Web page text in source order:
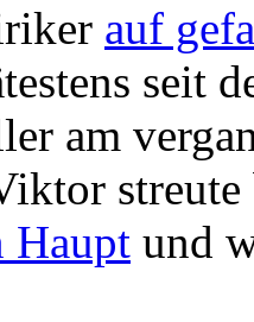
auf
seit
am
Haupt und